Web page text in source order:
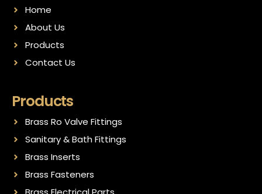
Home
About Us
Products
Contact Us
Products
Brass Ro Valve Fittings
Sanitary & Bath Fittings
Brass Inserts
Brass Fasteners